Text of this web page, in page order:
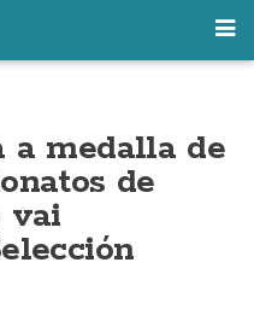
a medalla de
de
vai